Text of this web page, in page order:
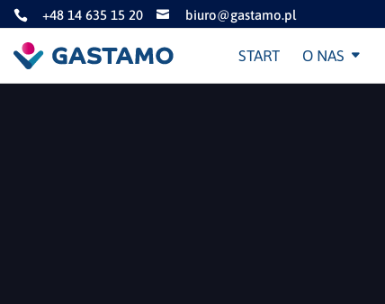
 +48 14 635 15 20  biuro@gastamo.pl
START O NAS